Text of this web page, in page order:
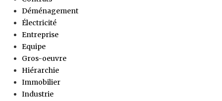
Déménagement
Électricité
Entreprise
Equipe
Gros-oeuvre
Hiérarchie
Immobilier
Industrie